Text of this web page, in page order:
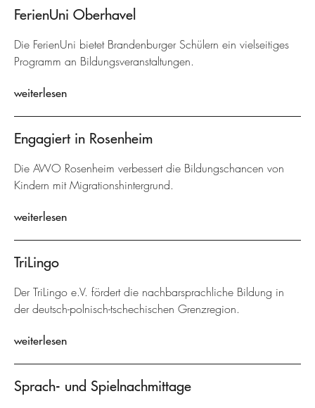
FerienUni Oberhavel
Die FerienUni bietet Brandenburger Schülern ein vielseitiges
Programm an Bildungsveranstaltungen.
weiterlesen
Engagiert in Rosenheim
Die AWO Rosenheim verbessert die Bildungschancen von
Kindern mit Migrationshintergrund.
weiterlesen
TriLingo
Der TriLingo e.V. fördert die nachbarsprachliche Bildung in
der deutsch-polnisch-tschechischen Grenzregion.
weiterlesen
Sprach- und Spielnachmittage